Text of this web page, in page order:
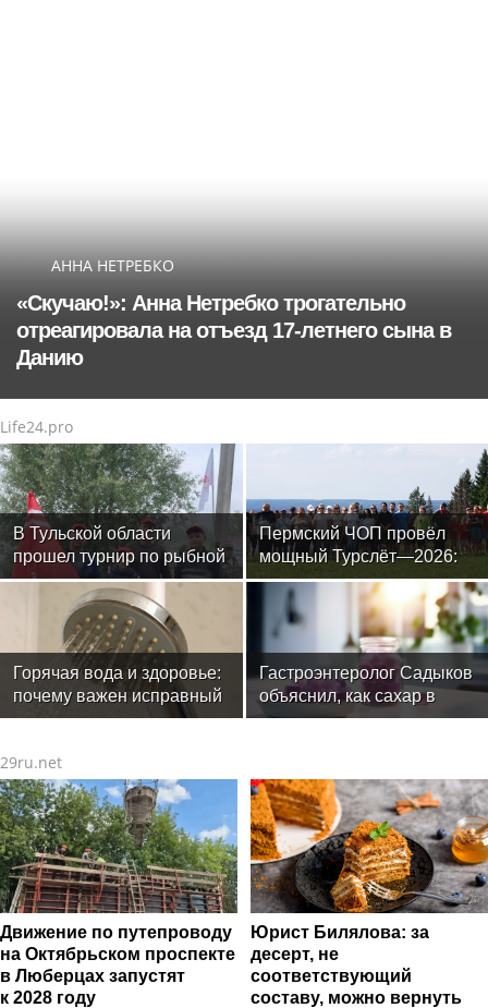
АННА НЕТРЕБКО
«Скучаю!»: Анна Нетребко трогательно
отреагировала на отъезд 17-летнего сына в
Данию
Life24.pro
В Тульской области
прошел турнир по рыбной
ловле среди команд
железнодорожников
Пермский ЧОП провёл
мощный Турслёт—2026:
фото, результаты и
впечатления от
мероприятия
Горячая вода и здоровье:
почему важен исправный
водонагреватель
Гастроэнтеролог Садыков
объяснил, как сахар в
рационе ускоряет
29ru.net
Движение по путепроводу
на Октябрьском проспекте
в Люберцах запустят
к 2028 году
Юрист Билялова: за
десерт, не
соответствующий
составу, можно вернуть